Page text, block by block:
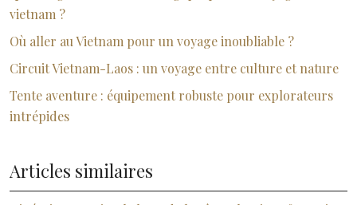
vietnam ?
Où aller au Vietnam pour un voyage inoubliable ?
Circuit Vietnam-Laos : un voyage entre culture et nature
Tente aventure : équipement robuste pour explorateurs
intrépides
Articles similaires